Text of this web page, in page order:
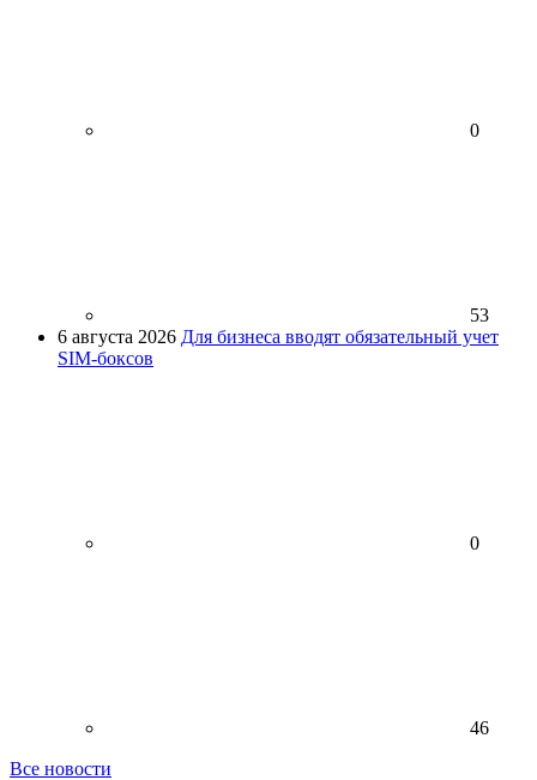
0
53
6 августа 2026 Для бизнеса вводят обязательный учет
SIM-боксов
0
46
Все новости